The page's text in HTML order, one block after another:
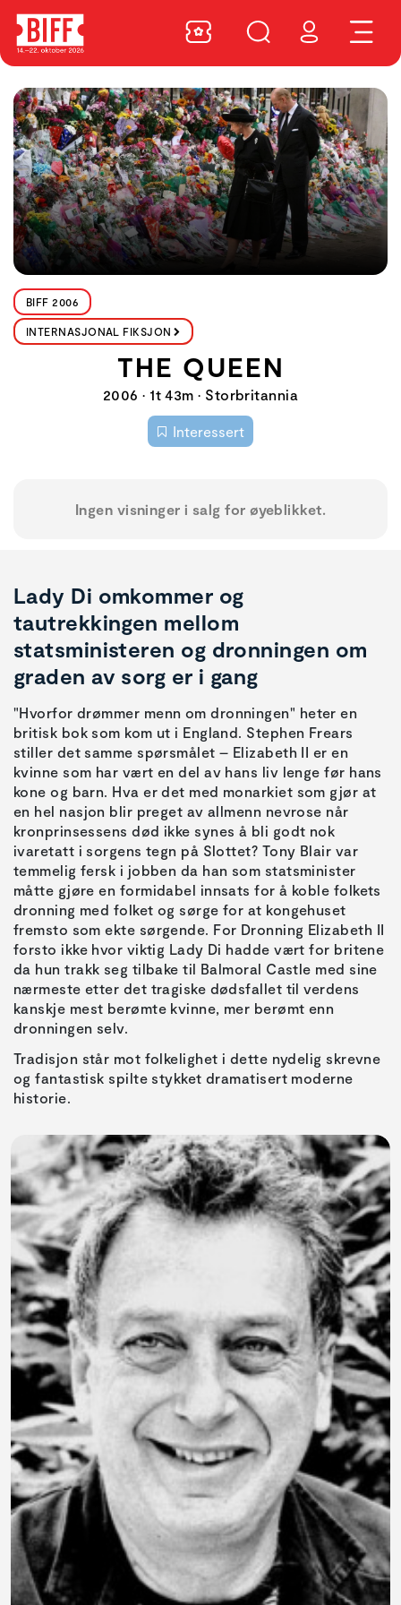
BIFF 2006
INTERNASJONAL FIKSJON
THE QUEEN
2006 • 1t 43m • Storbritannia
Interessert
Ingen visninger i salg for øyeblikket.
Lady Di omkommer og
tautrekkingen mellom
statsministeren og dronningen om
graden av sorg er i gang
"Hvorfor drømmer menn om dronningen" heter en
britisk bok som kom ut i England. Stephen Frears
stiller det samme spørsmålet – Elizabeth II er en
kvinne som har vært en del av hans liv lenge før hans
kone og barn. Hva er det med monarkiet som gjør at
en hel nasjon blir preget av allmenn nevrose når
kronprinsessens død ikke synes å bli godt nok
ivaretatt i sorgens tegn på Slottet? Tony Blair var
temmelig fersk i jobben da han som statsminister
måtte gjøre en formidabel innsats for å koble folkets
dronning med folket og sørge for at kongehuset
fremsto som ekte sørgende. For Dronning Elizabeth II
forsto ikke hvor viktig Lady Di hadde vært for britene
da hun trakk seg tilbake til Balmoral Castle med sine
nærmeste etter det tragiske dødsfallet til verdens
kanskje mest berømte kvinne, mer berømt enn
dronningen selv.
Tradisjon står mot folkelighet i dette nydelig skrevne
og fantastisk spilte stykket dramatisert moderne
historie.